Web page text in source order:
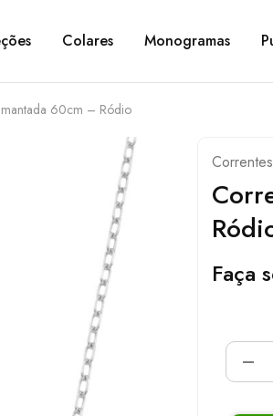
Colares Monogramas
60cm – Ródio
Faça